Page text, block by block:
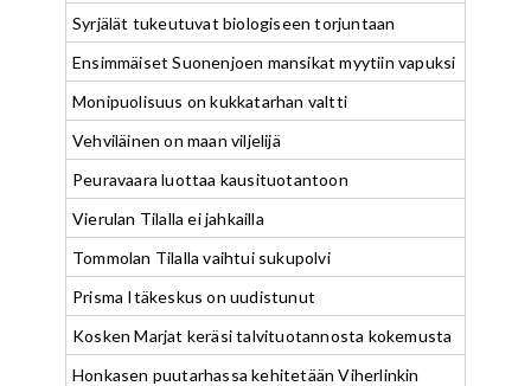
Syrjälät tukeutuvat biologiseen torjuntaan
Ensimmäiset Suonenjoen mansikat myytiin vapuksi
Monipuolisuus on kukkatarhan valtti
Vehviläinen on maan viljelijä
Peuravaara luottaa kausituotantoon
Vierulan Tilalla ei jahkailla
Tommolan Tilalla vaihtui sukupolvi
Prisma Itäkeskus on uudistunut
Kosken Marjat keräsi talvituotannosta kokemusta
Honkasen puutarhassa kehitetään Viherlinkin